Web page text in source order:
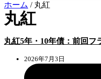
ホーム / 丸紅
丸紅
丸紅5年・10年債：前回フ
2026年7月3日